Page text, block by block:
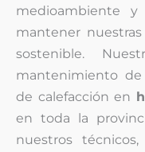
medioambiente
mantener
sostenible.
mantenimiento
de calefacción en
en toda la
nuestros